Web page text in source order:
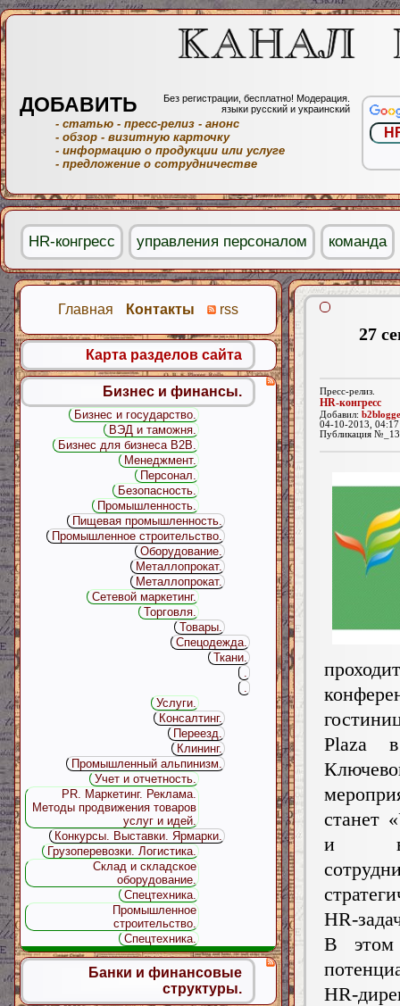
27
Пресс-релиз.
HR-конгресс
Добавил:
04-10-2013,
Публикация
Plaza
станет
и
HR-
В этом
HR-
Главная Контакты rss
Карта разделов сайта
Бизнес и финансы.
Бизнес и государство.
ВЭД и таможня.
Бизнес для бизнеса B2B.
Менеджмент.
Персонал.
Безопасность.
Промышленность.
Пищевая промышленность.
Промышленное строительство.
Оборудование.
Металлопрокат.
Металлопрокат.
Сетевой маркетинг.
Торговля.
Товары.
Спецодежда.
Ткани.
.
.
Услуги.
Консалтинг.
Переезд.
Клининг.
Промышленный альпинизм.
Учет и отчетность.
PR. Маркетинг. Реклама.
Методы продвижения товаров
услуг и идей.
Конкурсы. Выставки. Ярмарки.
Грузоперевозки. Логистика.
Склад и складское
оборудование.
Спецтехника.
Промышленное
строительство.
Спецтехника.
Банки и финансовые
структуры.
ДОБАВИТЬ
Без регистрации, бесплатно! Модерация.
языки русский и украинский
- статью - пресс-релиз - анонс
- обзор - визитную карточку
- информацию о продукции или услуге
- предложение о сотрудничестве
HR-конгресс управления персоналом команда